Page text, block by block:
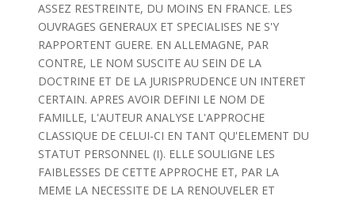
ASSEZ RESTREINTE, DU MOINS EN FRANCE. LES
OUVRAGES GENERAUX ET SPECIALISES NE S'Y
RAPPORTENT GUERE. EN ALLEMAGNE, PAR
CONTRE, LE NOM SUSCITE AU SEIN DE LA
DOCTRINE ET DE LA JURISPRUDENCE UN INTERET
CERTAIN. APRES AVOIR DEFINI LE NOM DE
FAMILLE, L'AUTEUR ANALYSE L'APPROCHE
CLASSIQUE DE CELUI-CI EN TANT QU'ELEMENT DU
STATUT PERSONNEL (I). ELLE SOULIGNE LES
FAIBLESSES DE CETTE APPROCHE ET, PAR LA
MEME LA NECESSITE DE LA RENOUVELER ET